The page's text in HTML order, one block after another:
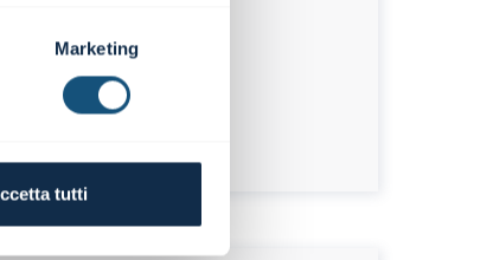
Marketing
tutti
Leo Bonetti